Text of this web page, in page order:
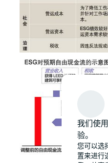
我们使
验。
您可以选
置来进行